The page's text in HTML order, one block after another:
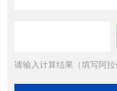
请输入计算结果（填写阿